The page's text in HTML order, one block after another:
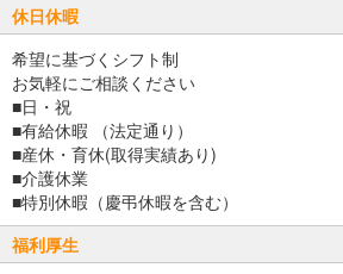
休日休暇
希望に基づくシフト制
お気軽にご相談ください
■日・祝
■有給休暇 （法定通り）
■産休・育休(取得実績あり)
■介護休業
■特別休暇（慶弔休暇を含む）
福利厚生